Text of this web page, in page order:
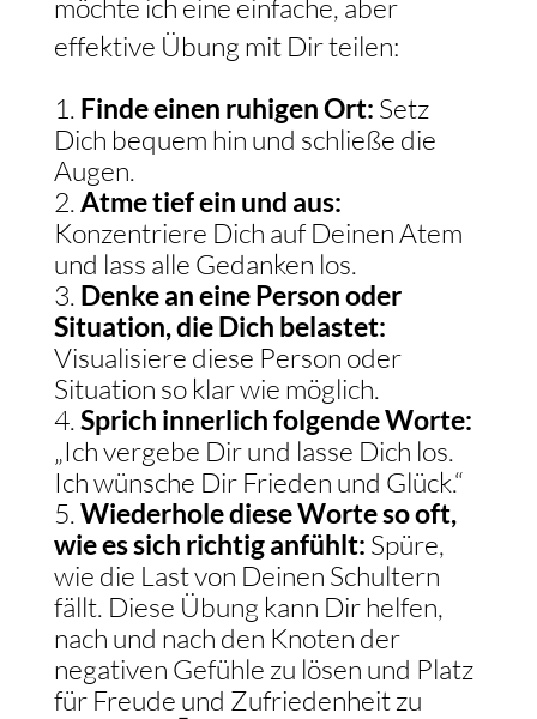
effektive Übung mit Dir teilen:
Finde einen ruhigen Ort: Setz
Dich bequem hin und schließe die
Augen.
Atme tief ein und aus:
Konzentriere Dich auf Deinen Atem
und lass alle Gedanken los.
Denke an eine Person oder
Situation, die Dich belastet:
Visualisiere diese Person oder
Situation so klar wie möglich.
Sprich innerlich folgende Worte:
„Ich vergebe Dir und lasse Dich los.
Ich wünsche Dir Frieden und Glück.“
Wiederhole diese Worte so oft,
wie es sich richtig anfühlt: Spüre,
wie die Last von Deinen Schultern
fällt. Diese Übung kann Dir helfen,
nach und nach den Knoten der
negativen Gefühle zu lösen und Platz
für Freude und Zufriedenheit zu